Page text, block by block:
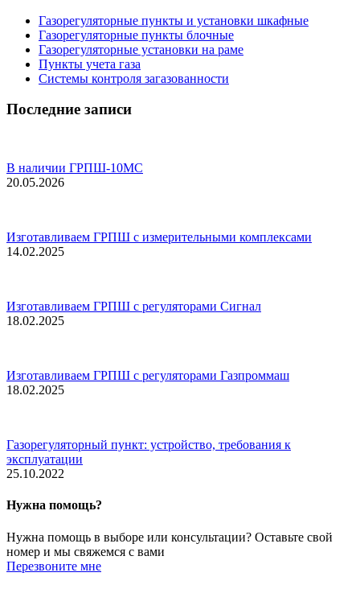
Газорегуляторные пункты и установки шкафные
Газорегуляторные пункты блочные
Газорегуляторные установки на раме
Пункты учета газа
Системы контроля загазованности
Последние записи
В наличии ГРПШ-10МС
20.05.2026
Изготавливаем ГРПШ с измерительными комплексами
14.02.2025
Изготавливаем ГРПШ с регуляторами Сигнал
18.02.2025
Изготавливаем ГРПШ с регуляторами Газпроммаш
18.02.2025
Газорегуляторный пункт: устройство, требования к
эксплуатации
25.10.2022
Нужна помощь?
Нужна помощь в выборе или консультации? Оставьте свой
номер и мы свяжемся с вами
Перезвоните мне